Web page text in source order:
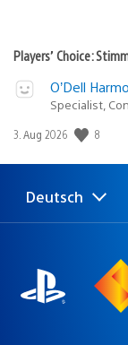
Players’ Choice:
O’Dell
Specialist,
Veröffentlichungsdatum:
3. Aug 2026 8
Select
Aktuelle
Deutsch